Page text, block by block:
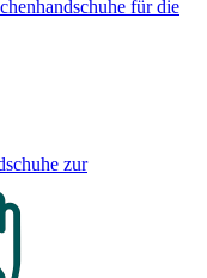
für die
zur